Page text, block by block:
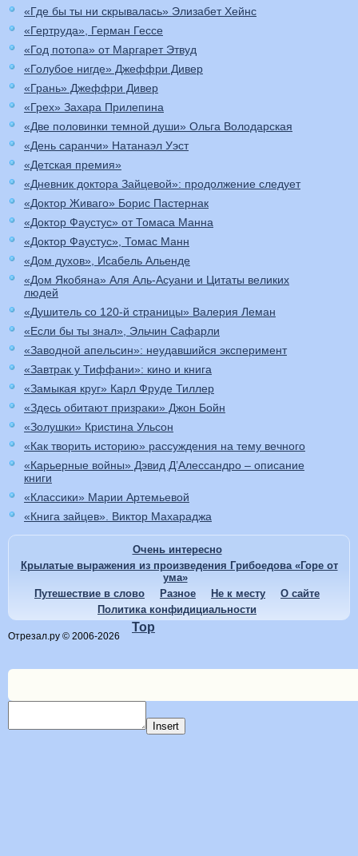
«Где бы ты ни скрывалась» Элизабет Хейнс
«Гертруда», Герман Гессе
«Год потопа» от Маргарет Этвуд
«Голубое нигде» Джеффри Дивер
«Грань» Джеффри Дивер
«Грех» Захара Прилепина
«Две половинки темной души» Ольга Володарская
«День саранчи» Натанаэл Уэст
«Детская премия»
«Дневник доктора Зайцевой»: продолжение следует
«Доктор Живаго» Борис Пастернак
«Доктор Фаустус» от Томаса Манна
«Доктор Фаустус», Томас Манн
«Дом духов», Исабель Альенде
«Дом Якобяна» Аля Аль-Асуани и Цитаты великих
людей
«Душитель со 120-й страницы» Валерия Леман
«Если бы ты знал», Эльчин Сафарли
«Заводной апельсин»: неудавшийся эксперимент
«Завтрак у Тиффани»: кино и книга
«Замыкая круг» Карл Фруде Тиллер
«Здесь обитают призраки» Джон Бойн
«Золушки» Кристина Ульсон
«Как творить историю» рассуждения на тему вечного
«Карьерные войны» Дэвид Д’Алессандро – описание
книги
«Классики» Марии Артемьевой
«Книга зайцев». Виктор Махараджа
Очень интересно
Крылатые выражения из произведения Грибоедова «Горе от
ума»
Путешествие в слово
Разное Не к месту
О сайте
Политика конфидициальности
Отрезал.ру © 2006-2026
Top
Insert